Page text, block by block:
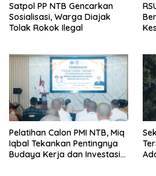
Satpol PP NTB Gencarkan
Sosialisasi, Warga Diajak
Tolak Rokok Ilegal
Pelatihan Calon PMI NTB, Miq
Iqbal Tekankan Pentingnya
Budaya Kerja dan Investasi